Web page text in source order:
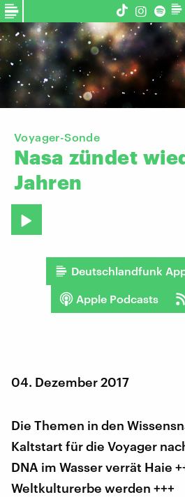
Voyager-Sonde
Nasa zündet
Jahren
Deutschlandfunk
Apple Podcasts
04. Dezember 2017
Die Themen in den
Kaltstart für die Voyager
DNA im Wasser verrät Haie
Weltkulturerbe werden +++